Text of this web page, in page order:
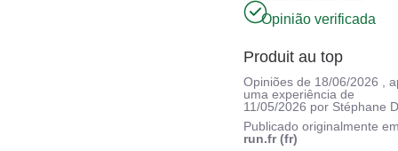
Opinião verificada
Produit au top
Opiniões de 18/06/2026 ,
uma experiência de
11/05/2026 por Stéphane
Publicado originalmente
run.fr (fr)